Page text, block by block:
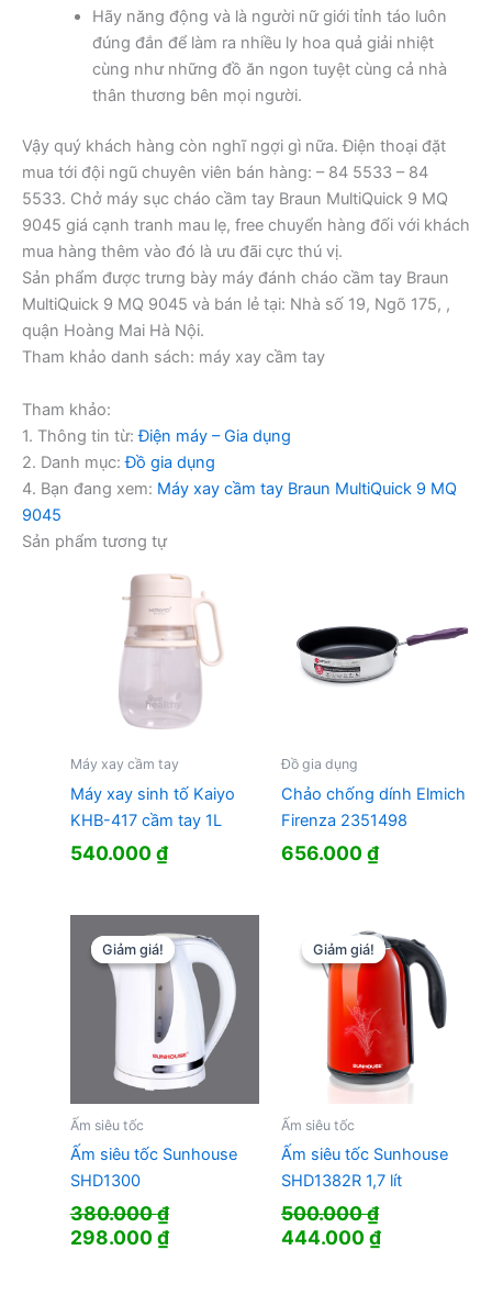
Hãy năng động và là người nữ giới tỉnh táo luôn
đúng đắn để làm ra nhiều ly hoa quả giải nhiệt
cùng như những đồ ăn ngon tuyệt cùng cả nhà
thân thương bên mọi người.
Vậy quý khách hàng còn nghĩ ngợi gì nữa. Điện thoại đặt
mua tới đội ngũ chuyên viên bán hàng: – 84 5533 – 84
5533. Chở máy sục cháo cầm tay Braun MultiQuick 9 MQ
9045 giá cạnh tranh mau lẹ, free chuyển hàng đối với khách
mua hàng thêm vào đó là ưu đãi cực thú vị.
Sản phẩm được trưng bày máy đánh cháo cầm tay Braun
MultiQuick 9 MQ 9045 và bán lẻ tại: Nhà số 19, Ngõ 175, ,
quận Hoàng Mai Hà Nội.
Tham khảo danh sách: máy xay cầm tay
Tham khảo:
1. Thông tin từ:Điện máy – Gia dụng
2. Danh mục:Đồ gia dụng
4. Bạn đang xem: Máy xay cầm tay Braun MultiQuick 9 MQ
9045
Sản phẩm tương tự
Máy xay cầm tay
Máy xay sinh tố Kaiyo
KHB-417 cầm tay 1L
540.000₫
Đồ gia dụng
Chảo chống dính Elmich
Firenza 2351498
656.000₫
Giảm giá!
Giảm giá!
Ấm siêu tốc
Ấm siêu tốc Sunhouse
SHD1300
380.000₫
Giá
298.000₫Giá
Giảm giá!
Giảm giá!
Ấm siêu tốc
Ấm siêu tốc Sunhouse
SHD1382R 1,7 lít
500.000₫
Giá
444.000₫Giá